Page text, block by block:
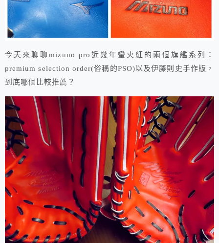
今天來聊聊mizuno pro近幾年蠻火紅的兩個旗艦系列：
premium selection order(俗稱的PSO)以及伊藤則史手作版，
到底哪個比較推薦？